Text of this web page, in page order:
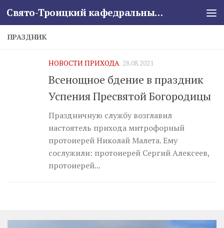
Skip to content Свято-Троицкий кафедральный собор
ПРАЗДНИК
НОВОСТИ ПРИХОДА 28.08.2021
Всенощное бдение в праздник
Успения Пресвятой Богородицы
Праздничную службу возглавил
настоятель прихода митрофорный
протоиерей Николай Малета. Ему
сослужили: протоиерей Сергий Алексеев,
протоиерей...